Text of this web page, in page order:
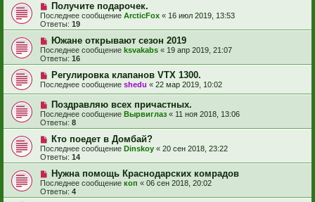
Получите подарочек.
Последнее сообщение ArcticFox « 16 июл 2019, 13:53
Ответы: 19
Южане открывают сезон 2019
Последнее сообщение ksvakabs « 19 апр 2019, 21:07
Ответы: 16
Регулировка клапанов VTX 1300.
Последнее сообщение shedu « 22 мар 2019, 10:02
Поздравляю всех причастных.
Последнее сообщение Вырвиглаз « 11 ноя 2018, 13:06
Ответы: 8
Кто поедет в Домбай?
Последнее сообщение Dinskoy « 20 сен 2018, 23:22
Ответы: 14
Нужна помощь Краснодарских комрадов
Последнее сообщение коп « 06 сен 2018, 20:02
Ответы: 4